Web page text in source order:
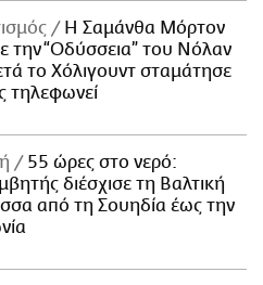
Η Σαμάνθα Μόρτον
την “Οδύσσεια” του Νόλαν
το Χόλιγουντ σταμάτησε
τηλεφωνεί
55 ώρες στο νερό:
διέσχισε τη Βαλτική
από τη Σουηδία έως την